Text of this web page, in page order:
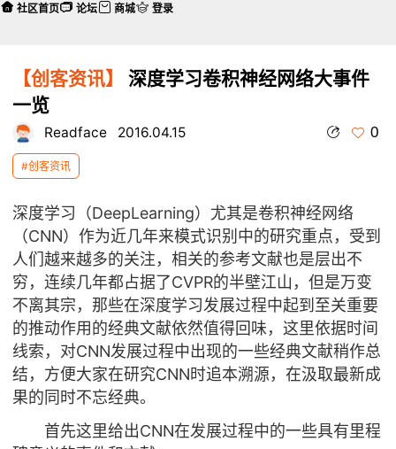
【创客资讯】
深度学习卷积神经网络大事件
一览
Readface 2016.04.15 0
#创客资讯
深度学习（DeepLearning）尤其是卷积神经网络
（CNN）作为近几年来模式识别中的研究重点，受到
人们越来越多的关注，相关的参考文献也是层出不
穷，连续几年都占据了CVPR的半壁江山，但是万变
不离其宗，那些在深度学习发展过程中起到至关重要
的推动作用的经典文献依然值得回味，这里依据时间
线索，对CNN发展过程中出现的一些经典文献稍作总
结，方便大家在研究CNN时追本溯源，在汲取最新成
果的同时不忘经典。
首先这里给出CNN在发展过程中的一些具有里程
社区首页 论坛 商城 登录